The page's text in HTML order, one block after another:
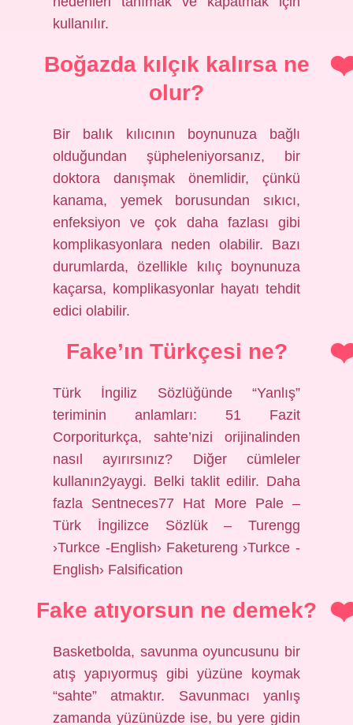
kullanılır.
Boğazda kılçık kalırsa ne
olur?
Bir balık kılıcının boynunuza bağlı
olduğundan şüpheleniyorsanız, bir
doktora danışmak önemlidir, çünkü
kanama, yemek borusundan sıkıcı,
enfeksiyon ve çok daha fazlası gibi
komplikasyonlara neden olabilir. Bazı
durumlarda, özellikle kılıç boynunuza
kaçarsa, komplikasyonlar hayatı tehdit
edici olabilir.
Fake’ın Türkçesi ne?
Türk İngiliz Sözlüğünde “Yanlış”
teriminin anlamları: 51 Fazit
Corporiturkça, sahte’nizi orijinalinden
nasıl ayırırsınız? Diğer cümleler
kullanın2yaygi. Belki taklit edilir. Daha
fazla Sentneces77 Hat More Pale –
Türk İngilizce Sözlük – Turengg
›Turkce -English› Faketureng ›Turkce -
English› Falsification
Fake atıyorsun ne demek?
Basketbolda, savunma oyuncusunu bir
atış yapıyormuş gibi yüzüne koymak
“sahte” atmaktır. Savunmacı yanlış
zamanda yüzünüzde ise, bu yere gidin